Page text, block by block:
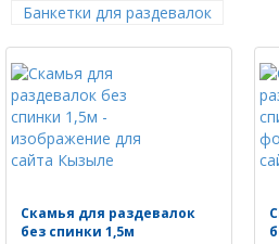
Банкетки для раздевалок
Скамья для раздевалок
без спинки 1,5м